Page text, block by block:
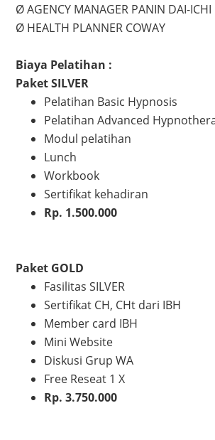
Ø AGENCY MANAGER PANIN DAI-ICHI
Ø HEALTH PLANNER COWAY
Biaya Pelatihan :
Paket SILVER
Pelatihan Basic Hypnosis
Pelatihan Advanced
Modul pelatihan
Lunch
Workbook
Sertifikat kehadiran
Rp. 1.500.000
Paket GOLD
Fasilitas SILVER
Sertifikat CH, CHt dari IBH
Member card IBH
Mini Website
Diskusi Grup WA
Free Reseat 1 X
Rp. 3.750.000